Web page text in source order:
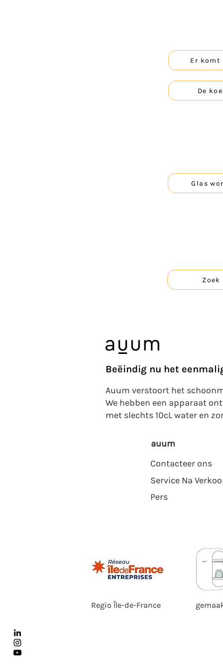
Er komt
De
Glas
Zoek
Beëindig nu het
Auum verstoort het
We hebben een apparaat
met slechts 10cL water en
auum
Contacteer ons
Service Na
Pers
Regio Île-de-France